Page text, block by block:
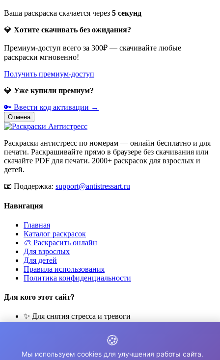
Ваша раскраска скачается через 5 секунд
💎 Хотите скачивать без ожидания?
Премиум-доступ всего за 300₽ — скачивайте любые
раскраски мгновенно!
Получить премиум-доступ
💎 Уже купили премиум?
🔑 Ввести код активации →
Отмена
Раскраски антистресс по номерам — онлайн бесплатно и для
печати. Раскрашивайте прямо в браузере без скачивания или
скачайте PDF для печати. 2000+ раскрасок для взрослых и
детей.
📧 Поддержка: support@antistressart.ru
Навигация
Главная
Каталог раскрасок
🎨 Раскрасить онлайн
Для взрослых
Для детей
Правила использования
Политика конфиденциальности
Для кого этот сайт?
✨ Для снятия стресса и тревоги
🧘 Для медитации и расслабления
👨‍👩‍👧‍👦 Для семейного досуга
🍪
Мы используем cookies для улучшения работы сайта.